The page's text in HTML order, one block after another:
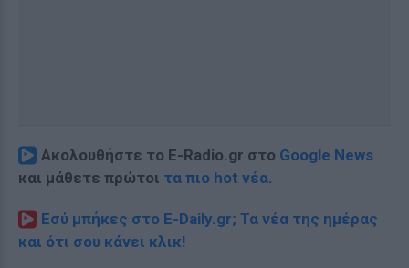
Ακολουθήστε το E-Radio.gr στο Google News
και μάθετε πρώτοι τα πιο hot νέα.
Εσύ μπήκες στο E-Daily.gr; Τα νέα της ημέρας
και ότι σου κάνει κλικ!